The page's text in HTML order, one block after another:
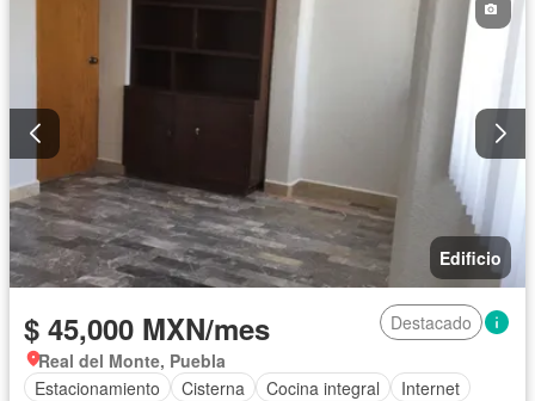
Edificio
$ 45,000 MXN/mes
Destacado
Real del Monte, Puebla
Estacionamiento
Cisterna Cocina integral
Internet